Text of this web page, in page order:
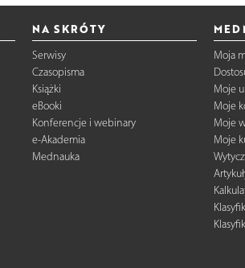
NA SKRÓTY
Serwisy
Czasopisma
Książki
eBooki
Konferencje i webinary
e-Akademia
Mednauka
Moja
Moje
Moje
Moje
Moje